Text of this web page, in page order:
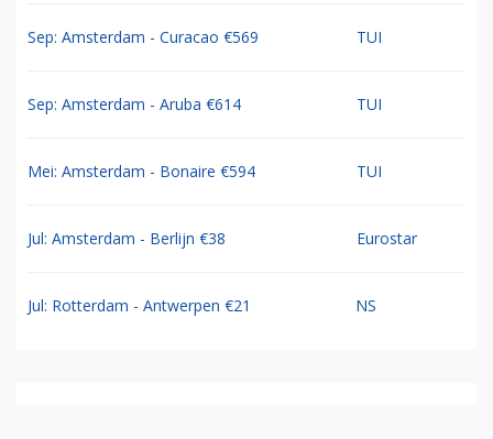
Sep: Amsterdam - Curacao €569 TUI
Sep: Amsterdam - Aruba €614 TUI
Mei: Amsterdam - Bonaire €594 TUI
Jul: Amsterdam - Berlijn €38 Eurostar
Jul: Rotterdam - Antwerpen €21 NS